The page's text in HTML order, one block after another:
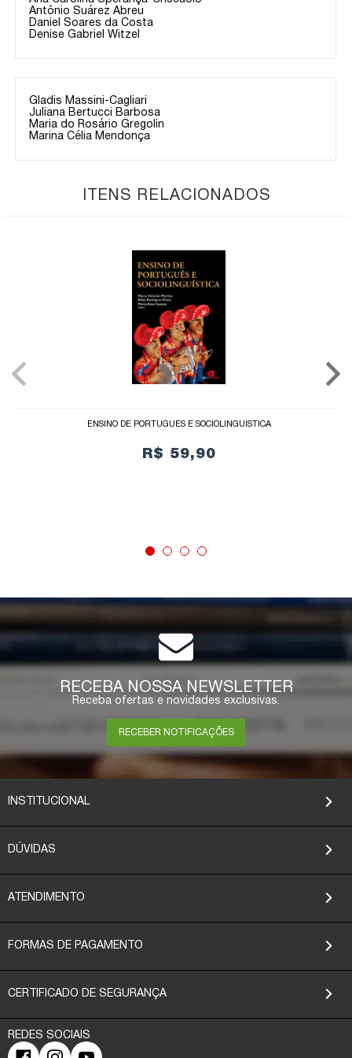
Antônio Suárez Abreu
Daniel Soares da Costa
Denise Gabriel Witzel
Gladis Massini-Cagliari
Juliana Bertucci Barbosa
Maria do Rosário Gregolin
Marina Célia Mendonça
ITENS RELACIONADOS
ENSINO DE PORTUGUÊS E SOCIOLINGUÍSTICA
R$ 59,90
COMPRAR
RECEBA NOSSA NEWSLETTER
Receba ofertas e novidades exclusivas.
RECEBER NOTIFICAÇÕES
INSTITUCIONAL
DÚVIDAS
ATENDIMENTO
FORMAS DE PAGAMENTO
CERTIFICADO DE SEGURANÇA